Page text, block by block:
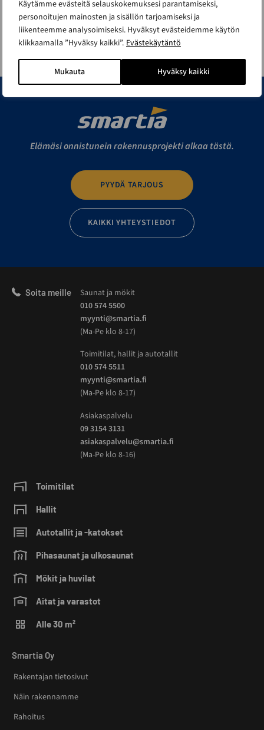
Käytämme evästeitä selauskokemuksesi parantamiseksi,
personoitujen mainosten ja sisällön tarjoamiseksi ja
liikenteemme analysoimiseksi. Hyväksyt evästeidemme käytön
klikkaamalla ”Hyväksy kaikki”. Evästekäytäntö
Mukauta Hyväksy kaikki
Elämäsi onnistunein rakennusprojekti alkaa tästä.
PYYDÄ TARJOUS
KAIKKI YHTEYSTIEDOT
Soita meille
Saunat ja mökit
010 574 5500
myynti@smartia.fi
(Ma-Pe klo 8-17)
Toimitilat, hallit ja autotallit
010 574 5511
myynti@smartia.fi
(Ma-Pe klo 8-17)
Asiakaspalvelu
09 3154 3131
asiakaspalvelu@smartia.fi
(Ma-Pe klo 8-16)
Toimitilat
Hallit
Autotallit ja -katokset
Pihasaunat ja ulkosaunat
Mökit ja huvilat
Aitat ja varastot
Alle 30 m²
Smartia Oy
Rakentajan tietosivut
Näin rakennamme
Rahoitus